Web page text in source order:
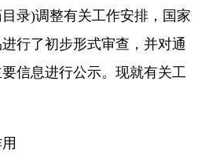
录)调整有关工作安排，国家
行了初步形式审查，并对通
信息进行公示。现就有关工